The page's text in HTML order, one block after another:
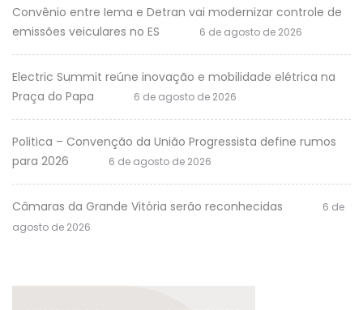
Convênio entre Iema e Detran vai modernizar controle de
emissões veiculares no ES
6 de agosto de 2026
Electric Summit reúne inovação e mobilidade elétrica na
Praça do Papa
6 de agosto de 2026
Politica – Convenção da União Progressista define rumos
para 2026
6 de agosto de 2026
Câmaras da Grande Vitória serão reconhecidas
6 de
agosto de 2026